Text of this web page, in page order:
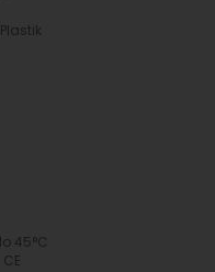
45°C
CE